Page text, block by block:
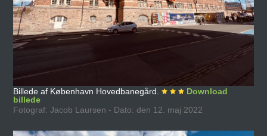
Billede af København Hovedbanegård.
Download
billede
Fotograf: Jacob Laursen - Dato: den 12. maj 2022